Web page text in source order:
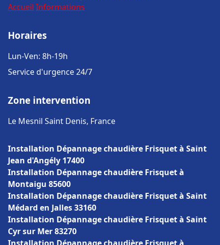
Accueil Informations
Horaires
Lun-Ven: 8h-19h
Service d'urgence 24/7
Zone intervention
Le Mesnil Saint Denis, France
Installation Dépannage chaudière Frisquet à Saint
Jean d'Angély 17400
Installation Dépannage chaudière Frisquet à
Montaigu 85600
Installation Dépannage chaudière Frisquet à Saint
Médard en Jalles 33160
Installation Dépannage chaudière Frisquet à Saint
Cyr sur Mer 83270